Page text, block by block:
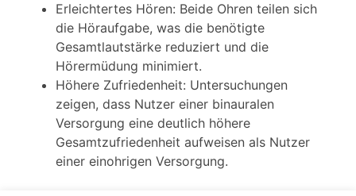
Erleichtertes Hören: Beide Ohren teilen sich
die Höraufgabe, was die benötigte
Gesamtlautstärke reduziert und die
Hörermüdung minimiert.
Höhere Zufriedenheit: Untersuchungen
zeigen, dass Nutzer einer binauralen
Versorgung eine deutlich höhere
Gesamtzufriedenheit aufweisen als Nutzer
einer einohrigen Versorgung.